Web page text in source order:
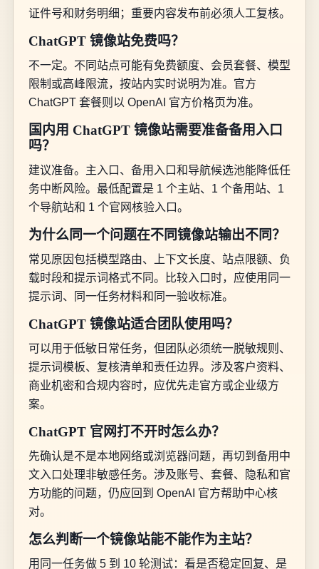
证件号和财务明细；重要内容发布前必须人工复核。
ChatGPT 镜像站免费吗？
不一定。不同站点可能有免费额度、会员套餐、模型
限制或高峰限流，按站内实时说明为准。官方
ChatGPT 套餐则以 OpenAI 官方价格页为准。
国内用 ChatGPT 镜像站需要准备备用入口
吗？
建议准备。主入口、备用入口和导航候选池能降低任
务中断风险。最低配置是 1 个主站、1 个备用站、1
个导航站和 1 个官网核验入口。
为什么同一个问题在不同镜像站输出不同？
常见原因包括模型路由、上下文长度、站点限额、负
载时段和提示词格式不同。比较入口时，应使用同一
提示词、同一任务材料和同一验收标准。
ChatGPT 镜像站适合团队使用吗？
可以用于低敏日常任务，但团队必须统一脱敏规则、
提示词模板、复核清单和责任边界。涉及客户资料、
商业机密和合规内容时，应优先走官方或企业级方
案。
ChatGPT 官网打不开时怎么办？
先确认是不是本地网络或浏览器问题，再切到备用中
文入口处理非敏感任务。涉及账号、套餐、隐私和官
方功能的问题，仍应回到 OpenAI 官方帮助中心核
对。
怎么判断一个镜像站能不能作为主站？
用同一任务做 5 到 10 轮测试：看是否稳定回复、是